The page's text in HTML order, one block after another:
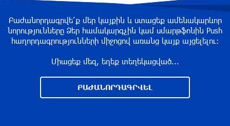
Դաշտավանի կրակոցների վերաբերյալ
տեղեկատվությունը չի համապատասխանում
իրականությանը. ՆԳՆ
13 ժամ առաջ
վերականգնողական աշխատանքների
Բաժանորդագրվե՛ք մեր կայքին և ստացեք ամենակարևոր
նորությունները Ձեր համակարգչին կամ սմարթֆոնին Push
հաղորդագրությունների միջոցով առանց կայք այցելելու։
Միացեք մեզ, եղեք տեղեկացված...
ԲԱԺԱՆՈՐԴԱԳՐՎԵԼ